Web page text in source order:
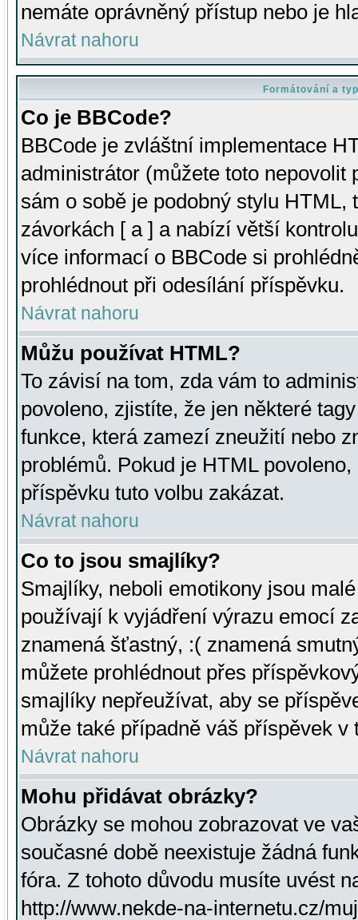
nemáte oprávněný přístup nebo je
Návrat nahoru
Formátování a
Co je BBCode?
BBCode je zvláštní implementace
administrátor (můžete toto
sám o sobě je podobný stylu HTML,
závorkách [ a ] a nabízí větší
více informací o BBCode si
prohlédnout při odesílání příspěvku.
Návrat nahoru
Můžu používat HTML?
To závisí na tom, zda vám to
povoleno, zjistíte, že jen některé
funkce, která zamezí zneužití nebo
problémů. Pokud je HTML
příspěvku tuto volbu zakázat.
Návrat nahoru
Co to jsou smajlíky?
Smajlíky, neboli emotikony jsou
používají k vyjádření výrazu emocí
znamená šťastný, :( znamená
můžete prohlédnout přes
smajlíky nepřeužívat, aby se
může také případně váš příspěvek v
Návrat nahoru
Mohu přidávat obrázky?
Obrázky se mohou zobrazovat ve
současné době neexistuje žádná
fóra. Z tohoto důvodu musíte uvést
http://www.nekde-na-internetu.cz/